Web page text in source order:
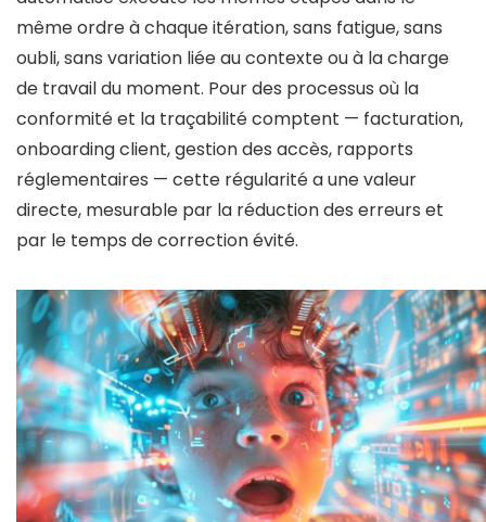
même ordre à chaque itération, sans fatigue, sans
oubli, sans variation liée au contexte ou à la charge
de travail du moment. Pour des processus où la
conformité et la traçabilité comptent — facturation,
onboarding client, gestion des accès, rapports
réglementaires — cette régularité a une valeur
directe, mesurable par la réduction des erreurs et
par le temps de correction évité.